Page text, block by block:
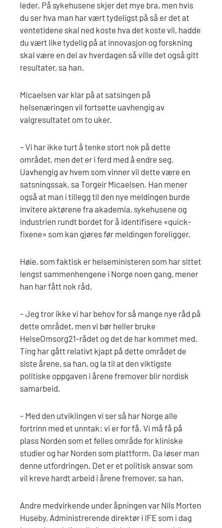
leder. På sykehusene skjer det mye bra, men hvis
du ser hva man har vært tydeligst på så er det at
ventetidene skal ned koste hva det koste vil, hadde
du vært like tydelig på at innovasjon og forskning
skal være en del av hverdagen så ville det også gitt
resultater, sa han.
Micaelsen var klar på at satsingen på
helsenæringen vil fortsette uavhengig av
valgresultatet om to uker.
– Vi har ikke turt å tenke stort nok på dette
området, men det er i ferd med å endre seg.
Uavhengig av hvem som vinner vil dette være en
satsningssak, sa Torgeir Micaelsen. Han mener
også at man i tillegg til den nye meldingen burde
invitere aktørene fra akademia, sykehusene og
industrien rundt bordet for å identifisere «quick-
fixene» som kan gjøres før meldingen foreligger.
Høie, som faktisk er helseministeren som har sittet
lengst sammenhengene i Norge noen gang, mener
han har fått nok råd.
– Jeg tror ikke vi har behov for så mange nye råd på
dette området, men vi bør heller bruke
HelseOmsorg21-rådet og det de har kommet med.
Ting har gått relativt kjapt på dette området de
siste årene, sa han, og la til at den viktigste
politiske oppgaven i årene fremover blir nordisk
samarbeid.
– Med den utviklingen vi ser så har Norge alle
fortrinn med et unntak: vi er for få. Vi må få på
plass Norden som et felles område for kliniske
studier og har Norden som plattform. Da løser man
denne utfordringen. Det er et politisk ansvar som
vil kreve hardt arbeid i årene fremover, sa han.
Andre medvirkende under åpningen var Nils Morten
Huseby, Administrerende direktør i IFE som i dag